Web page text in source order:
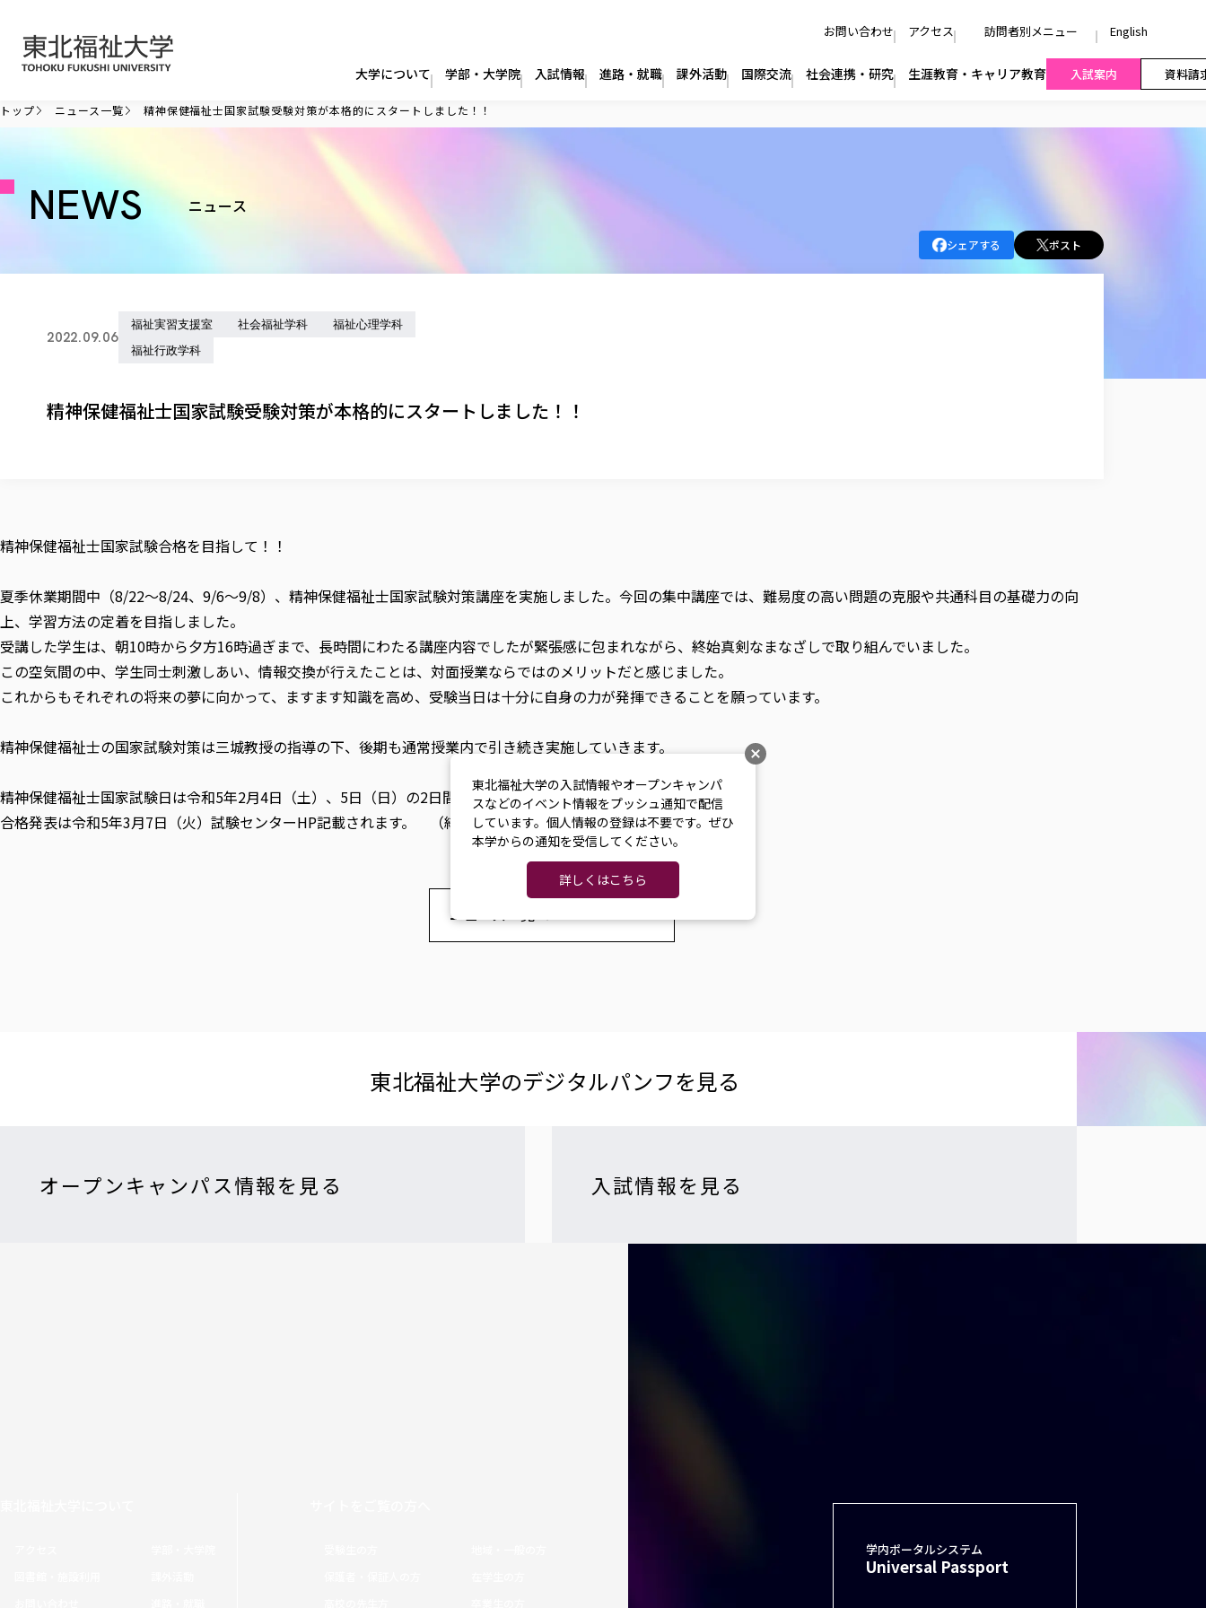
お問い合わせ アクセス 訪問者別メニュー English
大学について 学部・大学院 入試情報 進路・就職 課外活動 国際交流 社会連携・研究 生涯教育・キャリア教育 入試案内 資料請
トップ ニュース一覧 精神保健福祉士国家試験受験対策が本格的にスタートしました！！
NEWS ニュース
シェアする ポスト
2022.09.06
福祉実習支援室 社会福祉学科
福祉心理学科
福祉行政学科
精神保健福祉士国家試験受験対策が本格的にスタートしました！！
精神保健福祉士国家試験合格を目指して！！
夏季休業期間中（8/22～8/24、9/6～9/8）、精神保健福祉士国家試験対策講座を実施しました。今回の集中講座では、難易度の高い問題の克服や共通科目の基礎力の向
上、学習方法の定着を目指しました。
受講した学生は、朝10時から夕方16時過ぎまで、長時間にわたる講座内容でしたが緊張感に包まれながら、終始真剣なまなざしで取り組んでいました。
この空気間の中、学生同士刺激しあい、情報交換が行えたことは、対面授業ならではのメリットだと感じました。
これからもそれぞれの将来の夢に向かって、ますます知識を高め、受験当日は十分に自身の力が発揮できることを願っています。
精神保健福祉士の国家試験対策は三城教授の指導の下、後期も通常授業内で引き続き実施していきます。
精神保健福祉士国家試験日は令和5年2月4日（土）、5日（日）の2日間にわたり実施し、
合格発表は令和5年3月7日（火）試験センターHP記載されます。 （結果通知発送3/10）
ニュース一覧へ
東北福祉大学の​デジタルパンフを​見る​
オープンキャンパス情報を見る 入試情報を見る
学内ポータルシステム
Universal Passport
東北福祉大学の入試情報やオープンキャンパ
スなどのイベント情報をプッシュ通知で配信
しています。個人情報の登録は不要です。ぜひ
本学からの通知を受信してください。
詳しくはこちら